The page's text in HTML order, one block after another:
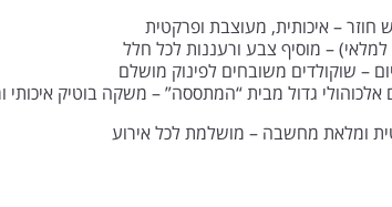
– איכותית, מעוצבת ופרקטית
– מוסיף צבע ורעננות לכל חלל
– שוקולדים משובחים לפינוק מושלם
גדול מבית “המתססה” – משקה בוטיק איכותי
ומלאת מחשבה – מושלמת לכל אירוע